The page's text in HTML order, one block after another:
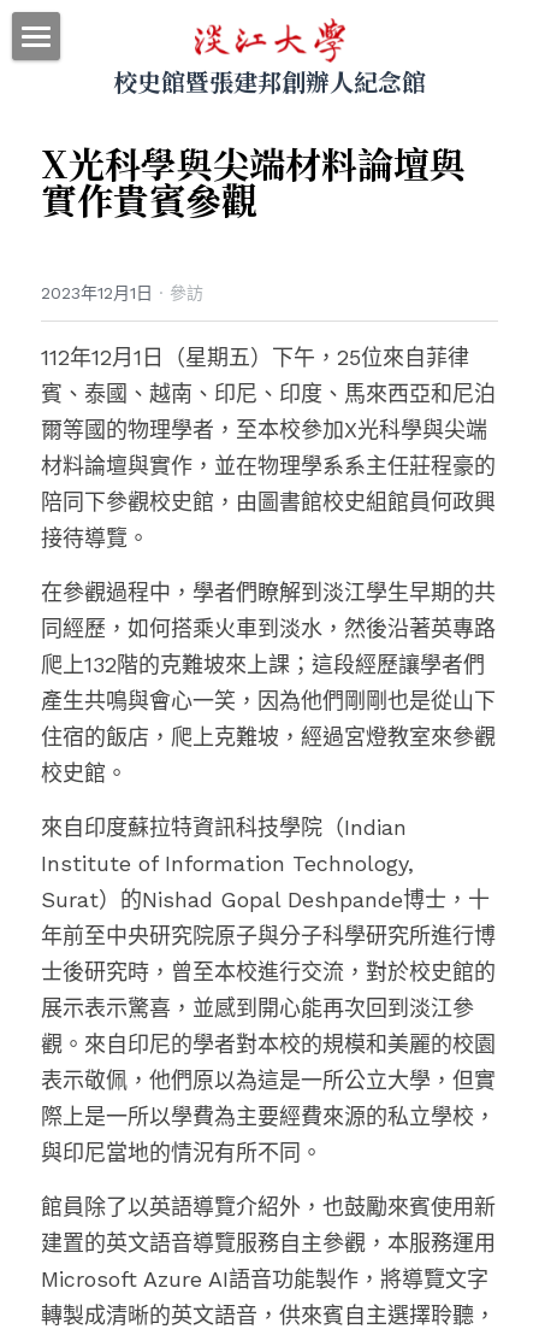
校史館暨張建邦創辦人紀念館
最新消息
參觀導覽
網站地圖
｜回首頁
｜圖書館
｜淡江大學
搜索
X光科學與尖端材料論壇與
實作貴賓參觀
2023年12月1日 · 參訪
112年12月1日（星期五）下午，25位來自菲律
賓、泰國、越南、印尼、印度、馬來西亞和尼泊
爾等國的物理學者，至本校參加X光科學與尖端
材料論壇與實作，並在物理學系系主任莊程豪的
陪同下參觀校史館，由圖書館校史組館員何政興
接待導覽。
在參觀過程中，學者們瞭解到淡江學生早期的共
同經歷，如何搭乘火車到淡水，然後沿著英專路
爬上132階的克難坡來上課；這段經歷讓學者們
產生共鳴與會心一笑，因為他們剛剛也是從山下
住宿的飯店，爬上克難坡，經過宮燈教室來參觀
校史館。
來自印度蘇拉特資訊科技學院（Indian
Institute of Information Technology,
Surat）的Nishad Gopal Deshpande博士，十
年前至中央研究院原子與分子科學研究所進行博
士後研究時，曾至本校進行交流，對於校史館的
展示表示驚喜，並感到開心能再次回到淡江參
觀。來自印尼的學者對本校的規模和美麗的校園
表示敬佩，他們原以為這是一所公立大學，但實
際上是一所以學費為主要經費來源的私立學校，
與印尼當地的情況有所不同。
館員除了以英語導覽介紹外，也鼓勵來賓使用新
建置的英文語音導覽服務自主參觀，本服務運用
Microsoft Azure AI語音功能製作，將導覽文字
轉製成清晰的英文語音，供來賓自主選擇聆聽，